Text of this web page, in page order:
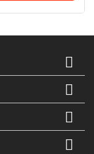



